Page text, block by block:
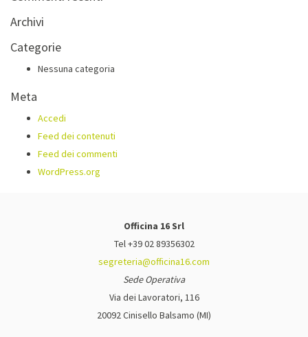
Archivi
Categorie
Nessuna categoria
Meta
Accedi
Feed dei contenuti
Feed dei commenti
WordPress.org
Officina 16 Srl
Tel +39 02 89356302
segreteria@officina16.com
Sede Operativa
Via dei Lavoratori, 116
20092 Cinisello Balsamo (MI)